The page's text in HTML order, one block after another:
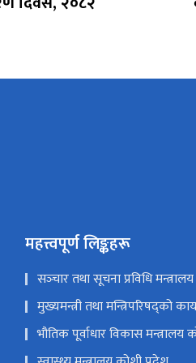
महत्त्वपूर्ण लिङ्कहरू
सञ्‍चार तथा सूचना प्रविधि मन्त्रालय
मुख्यमन्त्री तथा मन्त्रिपरिषद्को
भौतिक पूर्वाधार विकास मन्त्रालय